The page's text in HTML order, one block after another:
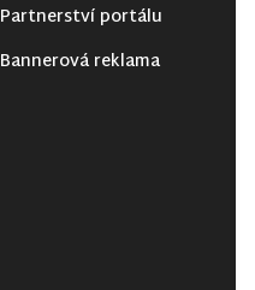
Partnerství portálu
Bannerová reklama